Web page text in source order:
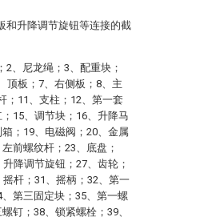
和升降调节旋钮等连接的截
2、尼龙绳；3、配重块；
顶板；7、右侧板；8、主
；11、支柱；12、第一套
15、调节块；16、升降马
；19、电磁阀；20、金属
前螺纹杆；23、底盘；
降调节旋钮；27、齿轮；
杆；31、摇柄；32、第一
第三固定块；35、第一螺
钉；38、锁紧螺栓；39、